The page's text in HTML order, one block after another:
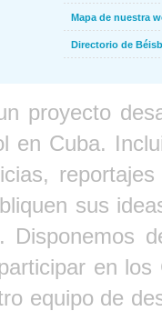
Mapa de nuestra
Directorio de
proyecto
en Cuba.
sus
Disponemos
en
equipo de